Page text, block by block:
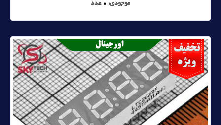
موجودی: 0 عدد